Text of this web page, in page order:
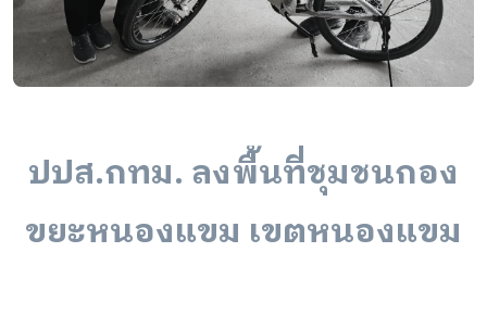
ปปส.กทม. ลงพื้นที่ชุมชนกอง
ขยะหนองแขม เขตหนองแขม